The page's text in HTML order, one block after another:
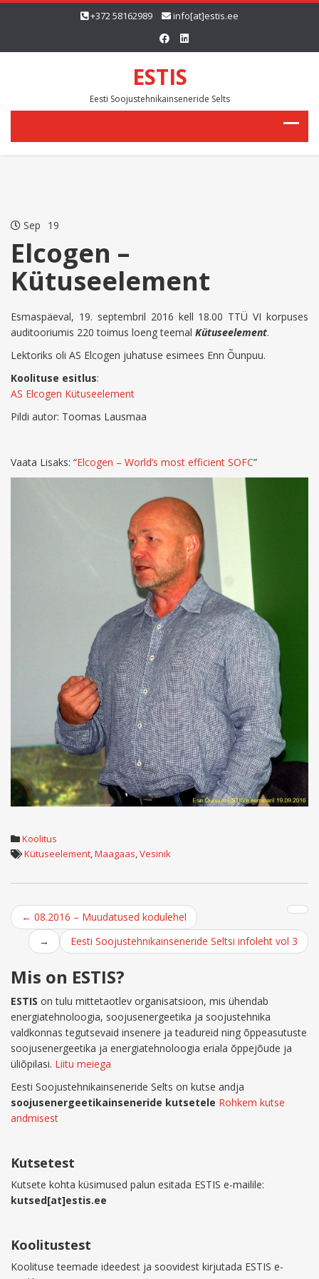
+372 58162989 info[at]estis.ee
ESTIS
Eesti Soojustehnikainseneride Selts
Sep 19
Elcogen –
Kütuseelement
Esmaspäeval, 19. septembril 2016 kell 18.00 TTÜ VI korpuses
auditooriumis 220 toimus loeng teemal Kütuseelement.
Lektoriks oli AS Elcogen juhatuse esimees Enn Õunpuu.
Koolituse esitlus:
AS Elcogen Kütuseelement
Pildi autor: Toomas Lausmaa
Vaata Lisaks: “Elcogen – World’s most efficient SOFC”
Koolitus
Kütuseelement,Maagaas,Vesinik
Post
navigation
← 08.2016 – Muudatused kodulehel
Eesti Soojustehnikainseneride Seltsi infoleht vol 3
→
Mis on ESTIS?
ESTIS on tulu mittetaotlev organisatsioon, mis ühendab
energiatehnoloogia, soojusenergeetika ja soojustehnika
valdkonnas tegutsevaid insenere ja teadureid ning õppeasutuste
soojusenergeetika ja energiatehnoloogia eriala õppejõude ja
üliõpilasi. Liitu meiega
Eesti Soojustehnikainseneride Selts on kutse andja
soojusenergeetikainseneride kutsetele Rohkem kutse
andmisest
Kutsetest
Kutsete kohta küsimused palun esitada ESTIS e-mailile:
kutsed[at]estis.ee
Koolitustest
Koolituse teemade ideedest ja soovidest kirjutada ESTIS e-